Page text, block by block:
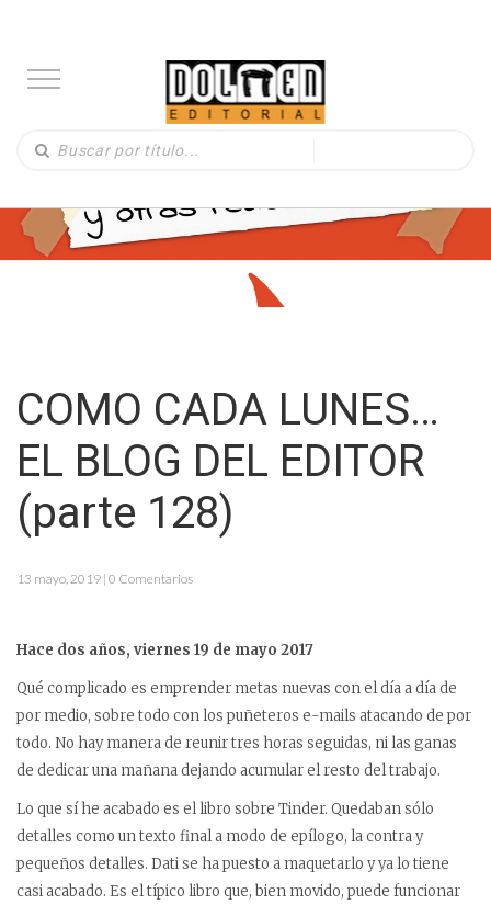
COMO CADA LUNES…
EL BLOG DEL EDITOR
(parte 128)
13 mayo, 2019 | 0 Comentarios
Hace dos años, viernes 19 de mayo 2017
Qué complicado es emprender metas nuevas con el día a día de
por medio, sobre todo con los puñeteros e-mails atacando de por
todo. No hay manera de reunir tres horas seguidas, ni las ganas
de dedicar una mañana dejando acumular el resto del trabajo.
Lo que sí he acabado es el libro sobre Tinder. Quedaban sólo
detalles como un texto final a modo de epílogo, la contra y
pequeños detalles. Dati se ha puesto a maquetarlo y ya lo tiene
casi acabado. Es el típico libro que, bien movido, puede funcionar